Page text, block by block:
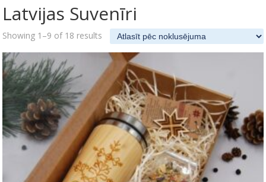
Latvijas Suvenīri
Showing 1–9 of 18 results